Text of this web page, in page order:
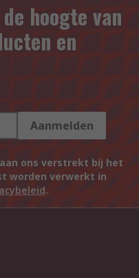
hoogte van
en
Aanmelden
ons verstrekt bij het
worden verwerkt in
.